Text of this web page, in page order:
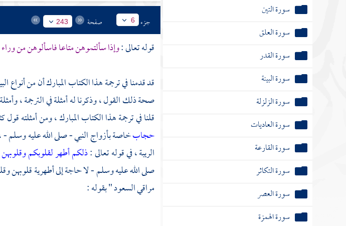
سورة التين
سورة العلق
سورة القدر
سورة البينة
سورة الزلزلة
سورة العاديات
سورة القارعة
سورة التكاثر
سورة العصر
سورة الهمزة
جزء 6 صفحة 243
قوله تعالى :وإذا سألتموهن متاعا فاسألوهن من
قد قدمنا في ترجمة هذا الكتاب المبارك أن من أنواع
صحة ذلك القول ، وذكرنا له أمثلة في الترجمة ،
قلنا في ترجمة هذا الكتاب المبارك ، ومن أمثلته
حجابخاصة بأزواج النبي - صلى الله عليه وسلم
الريبة ، في قوله تعالى :ذلكم أطهر لقلوبكم وقلوبهن
صلى الله عليه وسلم - لا حاجة إلى أطهرية قلوبهن
مراقي السعود " بقوله :